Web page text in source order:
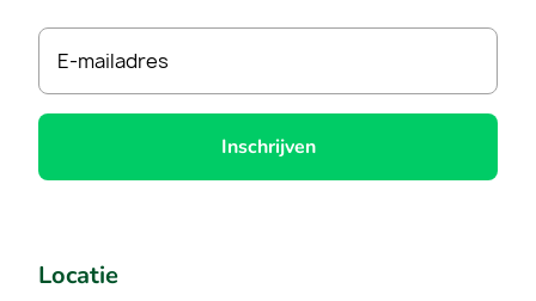
E-mailadres
Inschrijven
Locatie